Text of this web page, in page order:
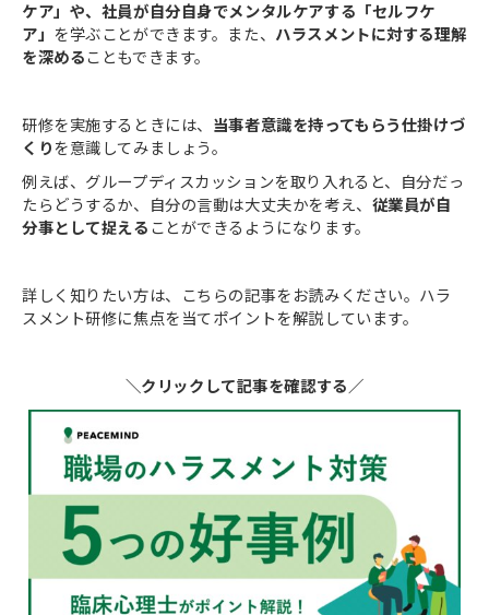
ケア」や、社員が自分自身でメンタルケアする「セルフケ
ア」
を学ぶことができます。また、 ハラスメントに対する理解
を深めることもできます。
研修を実施するときには、 当事者意識を持ってもらう仕掛けづ
くり を意識してみましょう。
例えば、グループディスカッションを取り入れると、自分だっ
たらどうするか、自分の言動は大丈夫かを考え、 従業員が自
分事として捉える ことができるようになります。
詳しく知りたい方は、こちらの記事をお読みください。ハラ
スメント研修に焦点を当てポイントを解説しています。
＼クリックして記事を確認する／